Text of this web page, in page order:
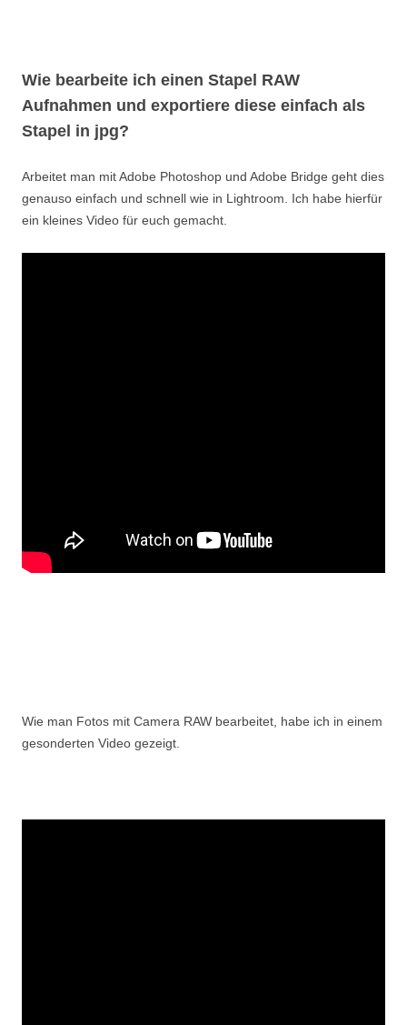
Wie bearbeite ich einen Stapel RAW
Aufnahmen und exportiere diese einfach als
Stapel in jpg?
Arbeitet man mit Adobe Photoshop und Adobe Bridge geht dies
genauso einfach und schnell wie in Lightroom. Ich habe hierfür
ein kleines Video für euch gemacht.
Wie man Fotos mit Camera RAW bearbeitet, habe ich in einem
gesonderten Video gezeigt.